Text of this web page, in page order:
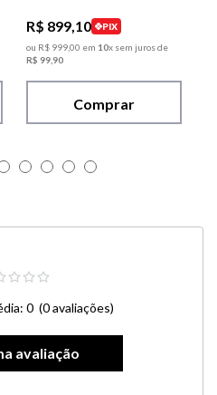
R$ 899,10
PIX
ou R$ 99900 em 10x sem juros de
R$ 99 90
Comprar
0 (0 avaliações)